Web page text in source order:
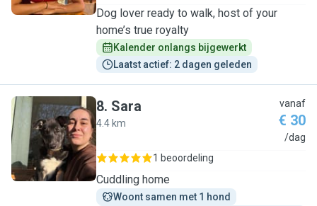
Dog lover ready to walk, host of your
home’s true royalty
Kalender onlangs bijgewerkt
Laatst actief: 2 dagen geleden
S
8. Sara
4.4 km
vanaf
€ 30
/dag
1 beoordeling
Cuddling home
Woont samen met 1 hond